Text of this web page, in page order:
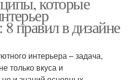
правил в дизайне
интерьера – задача,
только вкуса и